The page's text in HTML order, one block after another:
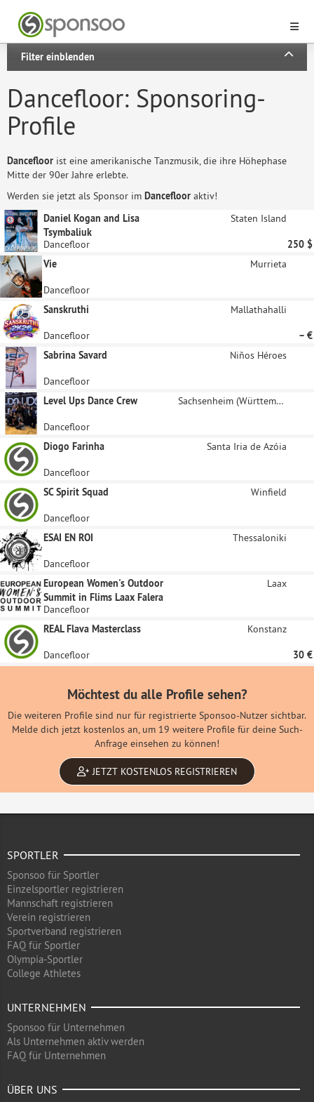
Filter einblenden
Dancefloor: Sponsoring-
Profile
Dancefloor ist eine amerikanische Tanzmusik, die ihre Höhephase
Mitte der 90er Jahre erlebte.
Werden sie jetzt als Sponsor im Dancefloor aktiv!
Daniel Kogan and Lisa
Tsymbaliuk
Staten Island
Dancefloor
250 $
Vie
Murrieta
Dancefloor
Sanskruthi
Mallathahalli
Dancefloor
– €
Sabrina Savard
Niños Héroes
Dancefloor
Level Ups Dance Crew
Sachsenheim (Württemberg)
Dancefloor
Diogo Farinha
Santa Iria de Azóia
Dancefloor
SC Spirit Squad
Winfield
Dancefloor
ESAI EN ROI
Thessaloniki
Dancefloor
European Women's Outdoor
Summit in Flims Laax Falera
Laax
Dancefloor
REAL Flava Masterclass
Konstanz
Dancefloor 30 €
Möchtest du alle Profile sehen?
Die weiteren Profile sind nur für registrierte Sponsoo-Nutzer sichtbar.
Melde dich jetzt kostenlos an, um 19 weitere Profile für deine Such-
Anfrage einsehen zu können!
JETZT KOSTENLOS REGISTRIEREN
SPORTLER
Sponsoo für Sportler
Einzelsportler registrieren
Mannschaft registrieren
Verein registrieren
Sportverband registrieren
FAQ für Sportler
Olympia-Sportler
College Athletes
UNTERNEHMEN
Sponsoo für Unternehmen
Als Unternehmen aktiv werden
FAQ für Unternehmen
ÜBER UNS